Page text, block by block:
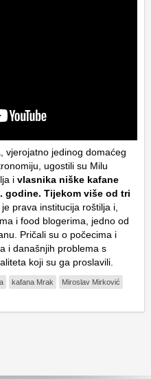
vjerojatno jedinog domaćeg
ugostili su Milu
i vlasnika niške kafane
godine. Tijekom više od tri
prava institucija roštilja i,
i food blogerima, jedno od
Pričali su o počecima i
i današnjih problema s
koji su ga proslavili.
kafana Mrak Miroslav Mirković